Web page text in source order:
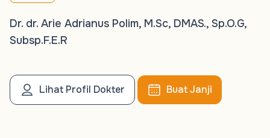
Dr. dr. Arie Adrianus Polim, M.Sc, DMAS., Sp.O.G,
Subsp.F.E.R
Lihat Profil Dokter Buat Janji